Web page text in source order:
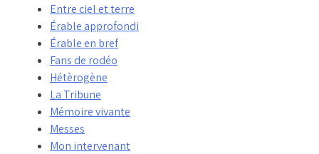
Entre ciel et terre
Érable approfondi
Érable en bref
Fans de rodéo
Hétèrogène
La Tribune
Mémoire vivante
Messes
Mon intervenant